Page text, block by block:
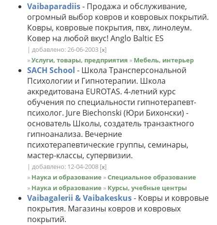
Vaibaparadiis- Продажа и обслуживание,
огромный выбор ковров и ковровых покрытий.
Ковры, ковровые покрытия, пвх, линолеум.
Ковер на любой вкус! Anglo Baltic ES
| добавлено: 26-06-2003 [x]
»Услуги, товары, предприятия » Мебель, интерьер
SACH School - Школа Трансперсональной
Психологии и Гипнотерапии. Школа
аккредитована EUROTAS. 4-летний курс
обучения по специальности гипнотерапевт-
психолог. Jure Biechonski (Юри Бихонски) -
основатель Школы, создатель транзактного
гипноанализа. Вечерние
психотерапевтические группы, семинары,
мастер-классы, супервизии.
| добавлено: 12-04-2008 [x]
» Наука и образование »Специальное образование
» Наука и образование » Курсы, учебные центры
Vaibagalerii & Vaibakeskus- Ковры и ковровые
покрытия. Магазины ковров и ковровых
покрытий.